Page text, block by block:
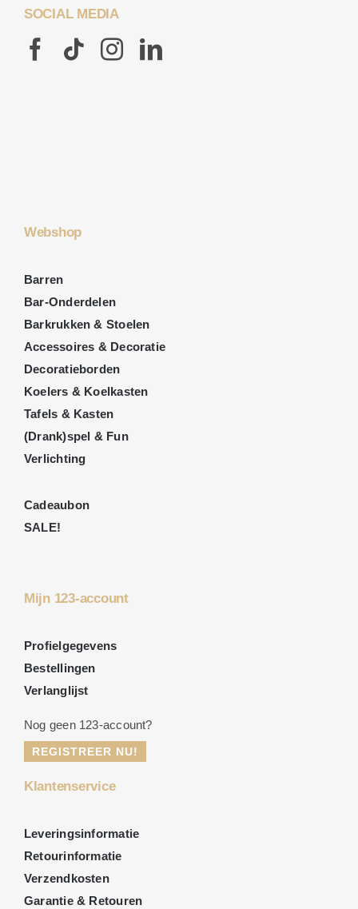
SOCIAL MEDIA
Webshop
Barren
Bar-Onderdelen
Barkrukken & Stoelen
Accessoires & Decoratie
Decoratieborden
Koelers & Koelkasten
Tafels & Kasten
(Drank)spel & Fun
Verlichting
Cadeaubon
SALE!
Mijn 123-account
Profielgegevens
Bestellingen
Verlanglijst
Nog geen 123-account?
REGISTREER NU!
Klantenservice
Leveringsinformatie
Retourinformatie
Verzendkosten
Garantie & Retouren